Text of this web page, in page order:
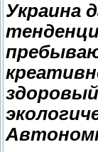
Украина